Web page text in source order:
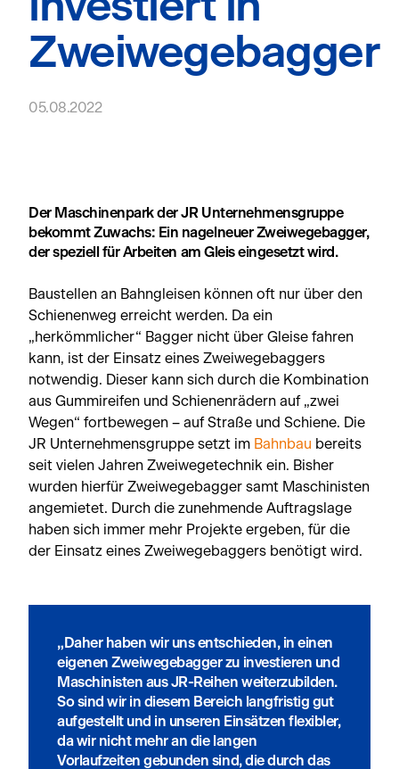
Zweiwegebagger
05.08.2022
Der Maschinenpark der JR Unternehmensgruppe
bekommt Zuwachs: Ein nagelneuer Zweiwegebagger,
der speziell für Arbeiten am Gleis eingesetzt wird.
Baustellen an Bahngleisen können oft nur über den
Schienenweg erreicht werden. Da ein
„herkömmlicher“ Bagger nicht über Gleise fahren
kann, ist der Einsatz eines Zweiwegebaggers
notwendig. Dieser kann sich durch die Kombination
aus Gummireifen und Schienenrädern auf „zwei
Wegen“ fortbewegen – auf Straße und Schiene. Die
JR Unternehmensgruppe setzt im Bahnbau bereits
seit vielen Jahren Zweiwegetechnik ein. Bisher
wurden hierfür Zweiwegebagger samt Maschinisten
angemietet. Durch die zunehmende Auftragslage
haben sich immer mehr Projekte ergeben, für die
der Einsatz eines Zweiwegebaggers benötigt wird.
„Daher haben wir uns entschieden, in einen
eigenen Zweiwegebagger zu investieren und
Maschinisten aus JR-Reihen weiterzubilden.
So sind wir in diesem Bereich langfristig gut
aufgestellt und in unseren Einsätzen flexibler,
da wir nicht mehr an die langen
Vorlaufzeiten gebunden sind, die durch das